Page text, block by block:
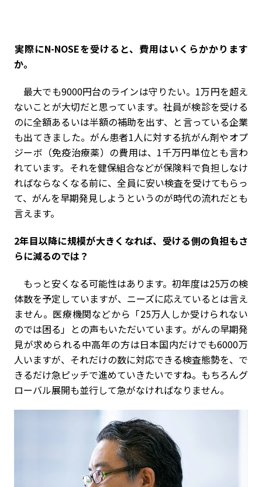
――実際にN-NOSEを受けると、費用はいくらかかります
か。
最大でも9000円台のラインは守りたい。1万円を超え
ないことが大切だと思っています。社員が検診を受ける
のに全額あるいは半額の補助を出す、と言っている企業
も出てきました。がん患者1人に対する抗がん剤やオプ
ジーボ（免疫治療薬）の費用は、1千万円単位とも言わ
れています。それを健保組合などが保険料で負担しなけ
ればならなくなる前に、全員に安い検査を受けてもらっ
て、がんを早期発見しようというのが時代の流れだとも
言えます。
――2年目以降に規模が大きくなれば、受ける側の負担もさ
らに減るのでは？
もっと安くなる可能性はあります。初年度は25万の検
体数を予定していますが、ニーズに応えているとは言え
ません。医療機関などから「25万人しか受けられない
のでは困る」との声もいただいています。がんの早期発
見が求められる中高年の方は日本国内だけでも6000万
人いますが、それだけの数に対応できる検査態勢を、で
きるだけ急ピッチで進めていきたいですね。もちろんグ
ローバル展開も並行して急がなければなりません。